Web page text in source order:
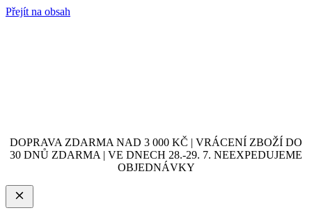
Přejít na obsah
DOPRAVA ZDARMA NAD 3 000 KČ | VRÁCENÍ ZBOŽÍ DO
30 DNŮ ZDARMA | VE DNECH 28.-29. 7. NEEXPEDUJEME
OBJEDNÁVKY